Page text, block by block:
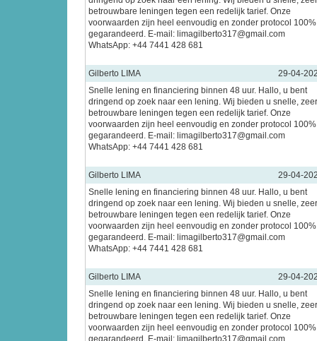
betrouwbare leningen tegen een redelijk tarief. Onze
voorwaarden zijn heel eenvoudig en zonder protocol 100%
gegarandeerd. E-mail: limagilberto317@gmail.com
WhatsApp: +44 7441 428 681
Gilberto LIMA
29-04-
Snelle lening en financiering binnen 48 uur. Hallo, u bent
dringend op zoek naar een lening. Wij bieden u snelle, zeer
betrouwbare leningen tegen een redelijk tarief. Onze
voorwaarden zijn heel eenvoudig en zonder protocol 100%
gegarandeerd. E-mail: limagilberto317@gmail.com
WhatsApp: +44 7441 428 681
Gilberto LIMA
29-04-
Snelle lening en financiering binnen 48 uur. Hallo, u bent
dringend op zoek naar een lening. Wij bieden u snelle, zeer
betrouwbare leningen tegen een redelijk tarief. Onze
voorwaarden zijn heel eenvoudig en zonder protocol 100%
gegarandeerd. E-mail: limagilberto317@gmail.com
WhatsApp: +44 7441 428 681
Gilberto LIMA
29-04-
Snelle lening en financiering binnen 48 uur. Hallo, u bent
dringend op zoek naar een lening. Wij bieden u snelle, zeer
betrouwbare leningen tegen een redelijk tarief. Onze
voorwaarden zijn heel eenvoudig en zonder protocol 100%
gegarandeerd. E-mail: limagilberto317@gmail.com